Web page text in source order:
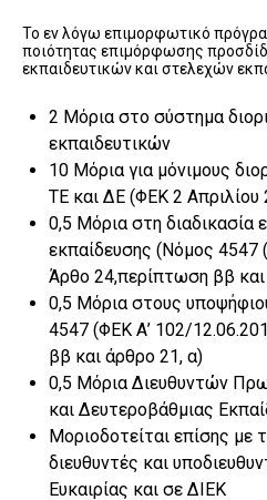
Το εν λόγω επιμορφωτικό
ποιότητας επιμόρφωσης
εκπαιδευτικών και στελεχών
2 Μόρια στο σύστημα
εκπαιδευτικών
10 Μόρια για μόνιμους
ΤΕ και ΔΕ (ΦΕΚ 2 Απριλίου
0,5 Μόρια στη διαδικασία
εκπαίδευσης (Nόμος 4547
Άρθο 24,περίπτωση ββ
0,5 Μόρια στους
4547 (ΦΕΚ Α’ 102/
ββ και άρθρο 21, α)
0,5 Μόρια Διευθυντών
και Δευτεροβάθμιας
Μοριοδοτείται επίσης με
διευθυντές και
Ευκαιρίας και σε ΔΙΕΚ